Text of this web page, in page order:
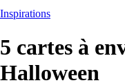
Inspirations
5 cartes à
Halloween